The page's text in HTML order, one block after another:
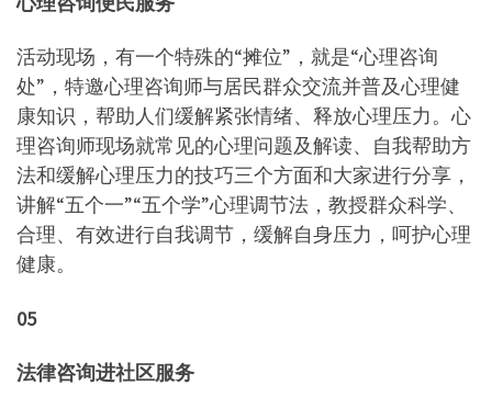
活动现场，有一个特殊的“摊位”，就是“心理咨询
处”，特邀心理咨询师与居民群众交流并普及心理健
康知识，帮助人们缓解紧张情绪、释放心理压力。心
理咨询师现场就常见的心理问题及解读、自我帮助方
法和缓解心理压力的技巧三个方面和大家进行分享，
讲解“五个一”“五个学”心理调节法，教授群众科学、
合理、有效进行自我调节，缓解自身压力，呵护心理
健康。
05
法律咨询进社区服务